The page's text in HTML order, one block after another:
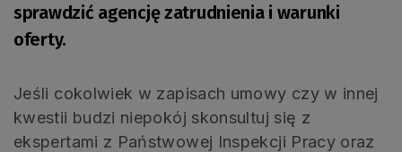
sprawdzić agencję zatrudnienia i warunki
oferty.
Jeśli cokolwiek w zapisach umowy czy w innej
kwestii budzi niepokój skonsultuj się z
ekspertami z Państwowej Inspekcji Pracy oraz